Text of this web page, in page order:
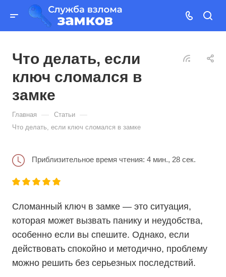
Что делать, если
ключ сломался в
замке
Главная — Статьи —
Что делать, если ключ сломался в замке
Приблизительное время чтения: 4 мин., 28 сек.
Сломанный ключ в замке — это ситуация,
которая может вызвать панику и неудобства,
особенно если вы спешите. Однако, если
действовать спокойно и методично, проблему
можно решить без серьезных последствий.